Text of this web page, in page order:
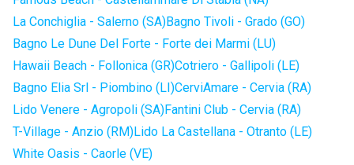
La Conchiglia - Salerno (SA)Bagno Tivoli - Grado (GO)
Bagno Le Dune Del Forte - Forte dei Marmi (LU)
Hawaii Beach - Follonica (GR)Cotriero - Gallipoli (LE)
Bagno Elia Srl - Piombino (LI)CerviAmare - Cervia (RA)
Lido Venere - Agropoli (SA)Fantini Club - Cervia (RA)
T-Village - Anzio (RM)Lido La Castellana - Otranto (LE)
White Oasis - Caorle (VE)